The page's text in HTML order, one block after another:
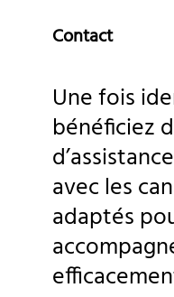
Contact
Une fois
bénéficiez
avec les
adaptés